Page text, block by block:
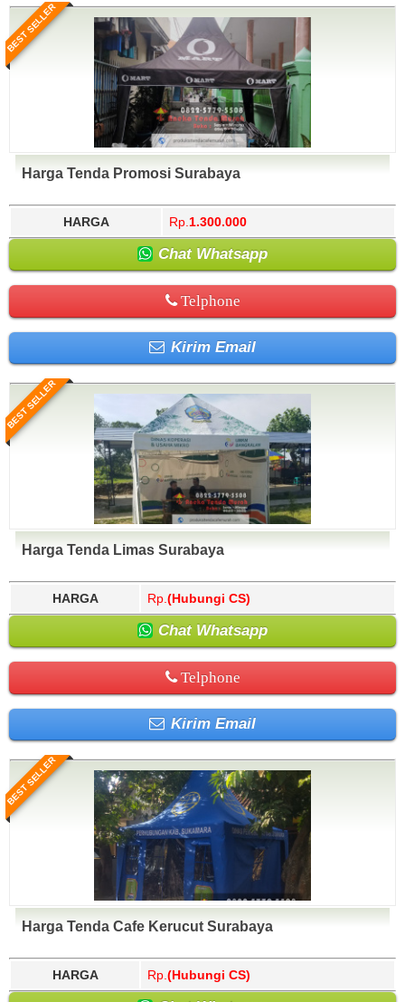
BEST SELLER
Harga Tenda Promosi Surabaya
HARGA Rp. 1.300.000
Chat Whatsapp
Telphone
Kirim Email
BEST SELLER
Harga Tenda Limas Surabaya
HARGA Rp. (Hubungi CS)
Chat Whatsapp
Telphone
Kirim Email
BEST SELLER
Harga Tenda Cafe Kerucut Surabaya
HARGA Rp. (Hubungi CS)